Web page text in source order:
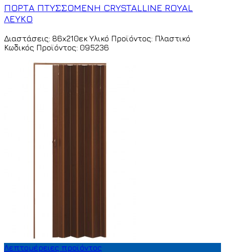
ΠΟΡΤΑ ΠΤΥΣΣΟΜΕΝΗ CRYSTALLINE ROYAL
ΛΕΥΚΟ
Διαστάσεις: 86x210εκ Υλικό Προϊόντος: Πλαστικό
Κωδικός Προϊόντος: 095236
Λεπτομέρειες προϊόντος